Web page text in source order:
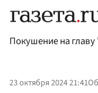
Покушение на
23 октября 2024 21:41